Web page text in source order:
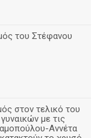
του Στέφανου
στον τελικό του
με τις
Αννέτα